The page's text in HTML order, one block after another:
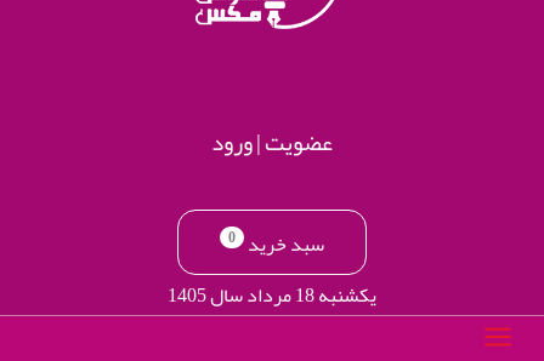
عضویت|ورود
سبد خرید 0
یکشنبه 18 مرداد سال 1405